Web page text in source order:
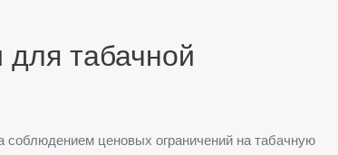
табачной
соблюдением ценовых ограничений на табачную